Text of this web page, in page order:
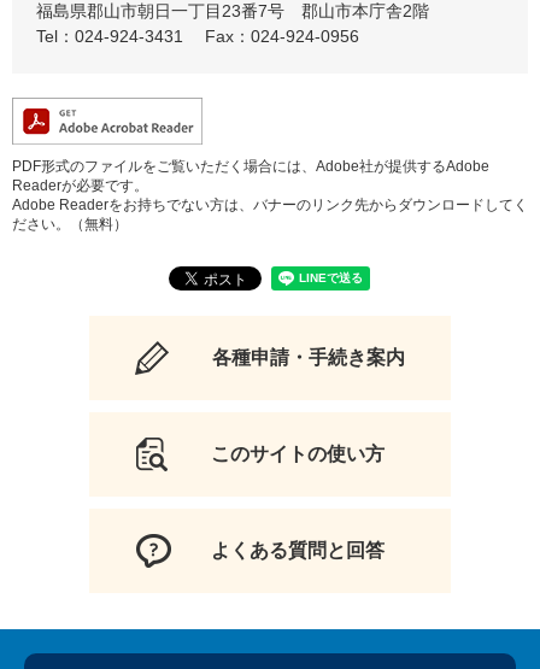
福島県郡山市朝日一丁目23番7号 郡山市本庁舎2階
Tel：024-924-3431
Fax：024-924-0956
PDF形式のファイルをご覧いただく場合には、Adobe社が提供するAdobe
Readerが必要です。
Adobe Readerをお持ちでない方は、バナーのリンク先からダウンロードしてく
ださい。（無料）
各種申請・手続き案内
このサイトの使い方
よくある質問と回答